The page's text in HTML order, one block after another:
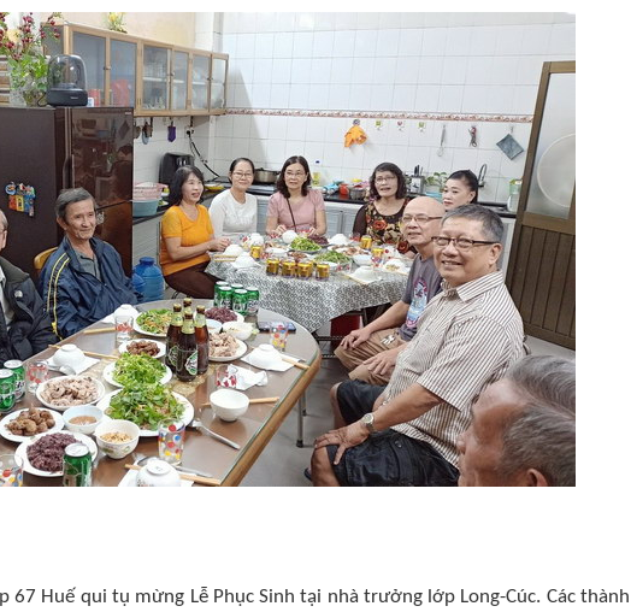
67 Huế qui tụ mừng Lễ Phục Sinh tại nhà trưởng lớp Long-Cúc. Các thành